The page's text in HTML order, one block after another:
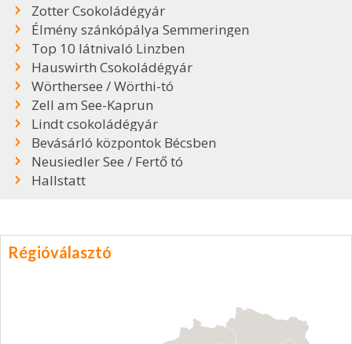
Zotter Csokoládégyár
Élmény szánkópálya Semmeringen
Top 10 látnivaló Linzben
Hauswirth Csokoládégyár
Wörthersee / Wörthi-tó
Zell am See-Kaprun
Lindt csokoládégyár
Bevásárló központok Bécsben
Neusiedler See / Fertő tó
Hallstatt
Régióválasztó